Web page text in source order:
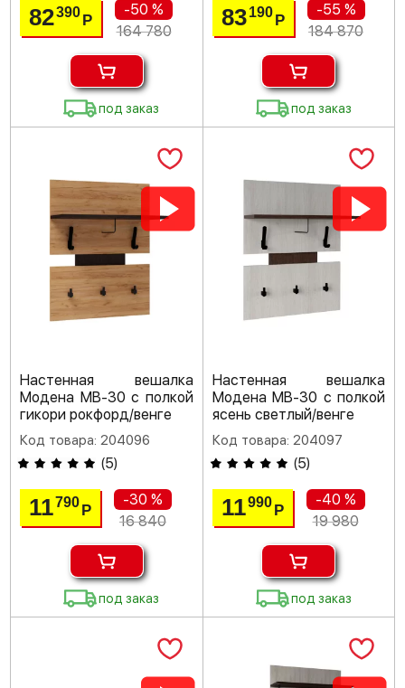
82390Р
-50 %
164 780
под заказ
83 190 Р
-55 %
184 870
под заказ
Настенная вешалка
Модена МВ-30 с полкой
гикори рокфорд/венге
Код товара: 204096
(5)
11790Р
-30 %
16 840
под заказ
Настенная вешалка
Модена МВ-30 с полкой
ясень светлый/венге
Код товара: 204097
(5)
11990 Р
-40 %
19 980
под заказ